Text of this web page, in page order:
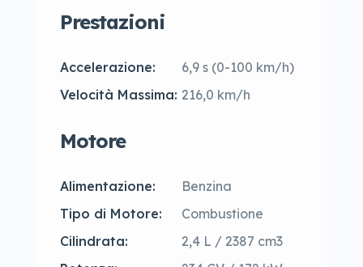
Prestazioni
Accelerazione:
6,9 s (0-100 km/h)
Velocità Massima: 216,0 km/h
Motore
Alimentazione:
Benzina
Tipo di Motore:
Combustione
Cilindrata:
2,4 L / 2387 cm3